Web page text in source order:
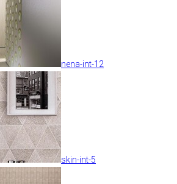
nena-int-12
skin-int-5